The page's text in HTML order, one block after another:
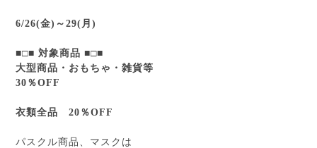
6/26(金)～29(月)
■□■ 対象商品 ■□■
大型商品・おもちゃ・雑貨等
30％OFF
衣類全品 20％OFF
パスクル商品、マスクは